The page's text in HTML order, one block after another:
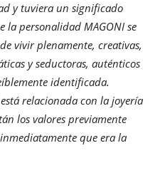
y tuviera un significado
la personalidad MAGONI se
vivir plenamente, creativas,
y seductoras, auténticos
identificada.
relacionada con la joyería
los valores previamente
que era la